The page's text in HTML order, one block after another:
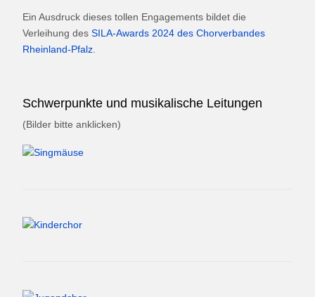
Ein Ausdruck dieses tollen Engagements bildet die
Verleihung des SILA-Awards 2024 des Chorverbandes
Rheinland-Pfalz
Schwerpunkte und musikalische Leitungen
(Bilder bitte anklicken)